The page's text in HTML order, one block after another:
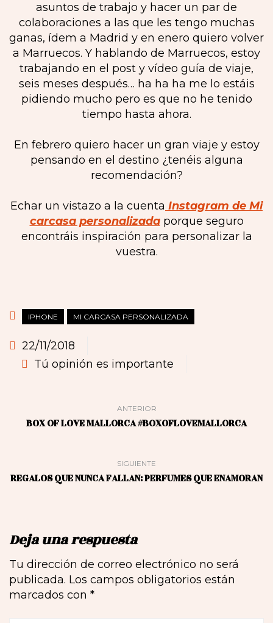
asuntos de trabajo y hacer un par de
colaboraciones a las que les tengo muchas
ganas, ídem a Madrid y en enero quiero volver
a Marruecos. Y hablando de Marruecos, estoy
trabajando en el post y vídeo guía de viaje,
seis meses después… ha ha ha me lo estáis
pidiendo mucho pero es que no he tenido
tiempo hasta ahora.
En febrero quiero hacer un gran viaje y estoy
pensando en el destino ¿tenéis alguna
recomendación?
Echar un vistazo a la cuenta Instagram de Mi
carcasa personalizadaporque seguro
encontráis inspiración para personalizar la
vuestra.
IPHONE MI CARCASA PERSONALIZADA
22/11/2018
Tú opinión es importante
ANTERIOR
BOX OF LOVE MALLORCA #BOXOFLOVEMALLORCA
SIGUIENTE
REGALOS QUE NUNCA FALLAN: PERFUMES QUE ENAMORAN
Deja una respuesta
Tu dirección de correo electrónico no será
publicada. Los campos obligatorios están
marcados con *